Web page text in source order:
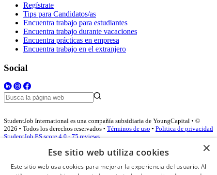
Regístrate
Tips para Candidatos/as
Encuentra trabajo para estudiantes
Encuentra trabajo durante vacaciones
Encuentra prácticas en empresa
Encuentra trabajo en el extranjero
Social
StudentJob International es una compañía subsidiaria de YoungCapital • ©
2026 • Todos los derechos reservados • Términos de uso • Politica de privacidad
StudentJob ES score 4.0 - 75 reviews
Acceso empresas
×
Ese sitio web utiliza cookies
Este sitio web usa cookies para mejorar la experiencia del usuario. Al